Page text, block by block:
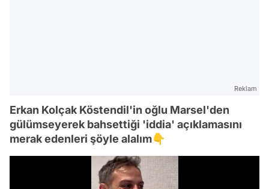
Reklam
Erkan Kolçak Köstendil'in oğlu Marsel'den
gülümseyerek bahsettiği 'iddia' açıklamasını
merak edenleri şöyle alalım👇